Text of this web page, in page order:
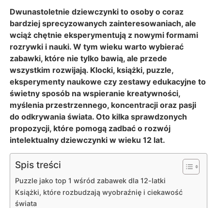
Dwunastoletnie dziewczynki to osoby o coraz
bardziej sprecyzowanych zainteresowaniach, ale
wciąż chętnie eksperymentują z nowymi formami
rozrywki i nauki. W tym wieku warto wybierać
zabawki, które nie tylko bawią, ale przede
wszystkim rozwijają. Klocki, książki, puzzle,
eksperymenty naukowe czy zestawy edukacyjne to
świetny sposób na wspieranie kreatywności,
myślenia przestrzennego, koncentracji oraz pasji
do odkrywania świata. Oto kilka sprawdzonych
propozycji, które pomogą zadbać o rozwój
intelektualny dziewczynki w wieku 12 lat.
Spis treści
Puzzle jako top 1 wśród zabawek dla 12-latki
Książki, które rozbudzają wyobraźnię i ciekawość
świata